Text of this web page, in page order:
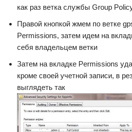
как раз ветка службы Group
Правой кнопкой жмем по ветке
Permissions, затем идем на
себя владельцем ветки
Затем на вкладке Permissions
кроме своей учетной записи, в
выглядеть так